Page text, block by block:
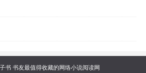
书 书友最值得收藏的网络小说阅读网